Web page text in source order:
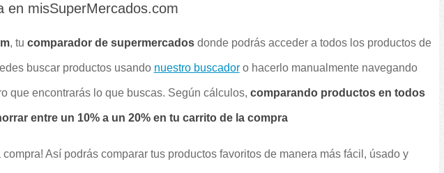
en misSuperMercados.com
, tu comparador de supermercadosdonde podrás acceder a todos los productos de
buscar productos usando nuestro buscadoro hacerlo manualmente navegando
que encontrarás lo que buscas. Según cálculos, comparando productos en todos
entre un 10% a un 20% en tu carrito de la compra
compra! Así podrás comparar tus productos favoritos de manera más fácil, úsado y